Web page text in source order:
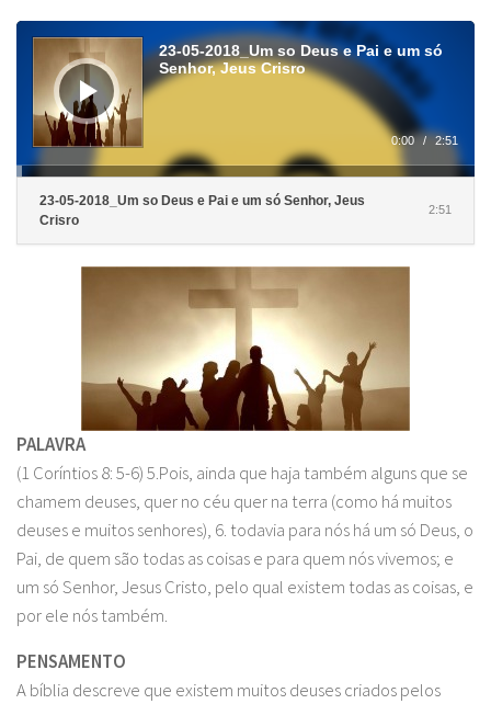
Tocador
23-05-2018_Um so Deus e Pai e um só
Senhor, Jeus Crisro
0:00 / 2:51
23-05-2018_Um so Deus e Pai e um só Senhor, Jeus
Crisro
2:51
PALAVRA
(1 Coríntios 8: 5-6) 5.Pois, ainda que haja também alguns que se
chamem deuses, quer no céu quer na terra (como há muitos
deuses e muitos senhores), 6. todavia para nós há um só Deus, o
Pai, de quem são todas as coisas e para quem nós vivemos; e
um só Senhor, Jesus Cristo, pelo qual existem todas as coisas, e
por ele nós também.
PENSAMENTO
A bíblia descreve que existem muitos deuses criados pelos